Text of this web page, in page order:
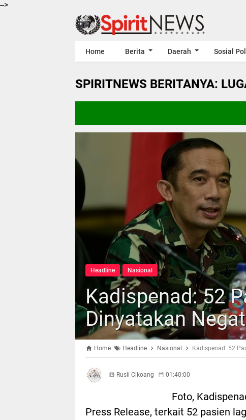
-->
Home Berita Daerah Sosial
SPIRITNEWS BERITANYA:
Headline Nasional
Kadispenad: 52
Dinyatakan
Home Headline Nasional Kadispenad: 52
Rusli Cikoang 01:40:00
Foto,
Press Release, terkait 52 pasien